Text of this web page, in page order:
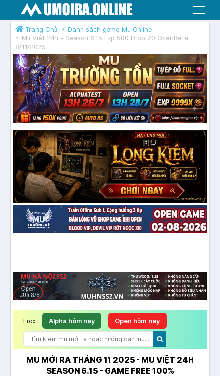
Menu
Trang Chủ
Danh sách game Mu Online
Mu Việt 24h - Season 6.15 Exp 500 Drop 20 OpenBeta
8/11/2025
Lọc: Alpha hôm nay Open hôm nay
MU MỚI RA THÁNG 11 2025 - MU VIỆT 24H
SEASON 6.15 - GAME FREE 100%